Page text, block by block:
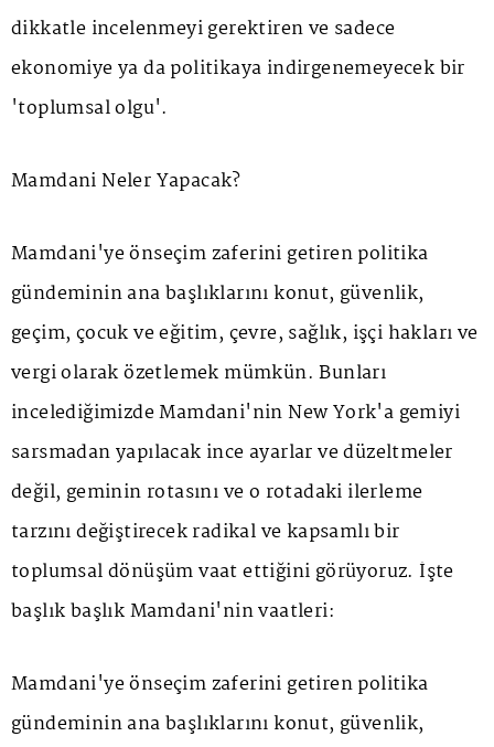
dikkatle incelenmeyi gerektiren ve sadece
ekonomiye ya da politikaya indirgenemeyecek bir
'toplumsal olgu'.
Mamdani Neler Yapacak?
Mamdani'ye önseçim zaferini getiren politika
gündeminin ana başlıklarını konut, güvenlik,
geçim, çocuk ve eğitim, çevre, sağlık, işçi hakları ve
vergi olarak özetlemek mümkün. Bunları
incelediğimizde Mamdani'nin New York'a gemiyi
sarsmadan yapılacak ince ayarlar ve düzeltmeler
değil, geminin rotasını ve o rotadaki ilerleme
tarzını değiştirecek radikal ve kapsamlı bir
toplumsal dönüşüm vaat ettiğini görüyoruz. İşte
başlık başlık Mamdani'nin vaatleri:
Mamdani'ye önseçim zaferini getiren politika
gündeminin ana başlıklarını konut, güvenlik,